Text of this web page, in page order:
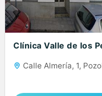
Clínica Valle de los
Calle Almería, 1,